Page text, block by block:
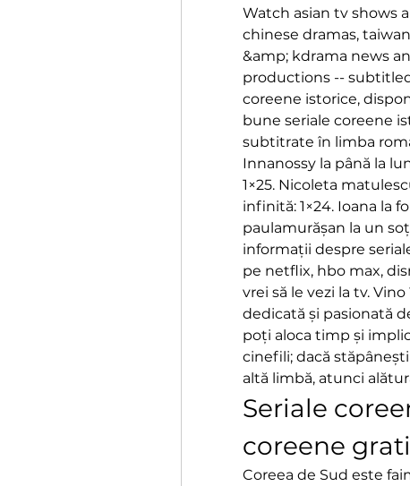
Watch asian tv shows
chinese dramas,
&amp; kdrama news
productions --
coreene istorice,
bune seriale coreene
subtitrate în limba
Innanossy la până la
1×25. Nicoleta
infinită: 1×24. Ioana la
paulamurășan la un
informații despre
pe netflix, hbo max,
vrei să le vezi la tv.
dedicată și pasionată
poți aloca timp și
cinefili; dacă
altă limbă, atunci
Seriale
coreene
Coreea de Sud este